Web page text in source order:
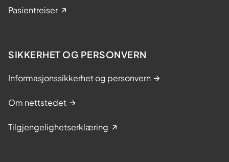
Pasientreiser
SIKKERHET OG PERSONVERN
Informasjonssikkerhet og personvern
Om nettstedet
Tilgjengelighetserklæring